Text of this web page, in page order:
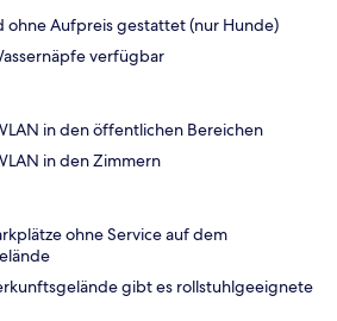
ohne Aufpreis gestattet (nur Hunde)
verfügbar
in den öffentlichen Bereichen
in den Zimmern
ohne Service auf dem
gibt es rollstuhlgeeignete